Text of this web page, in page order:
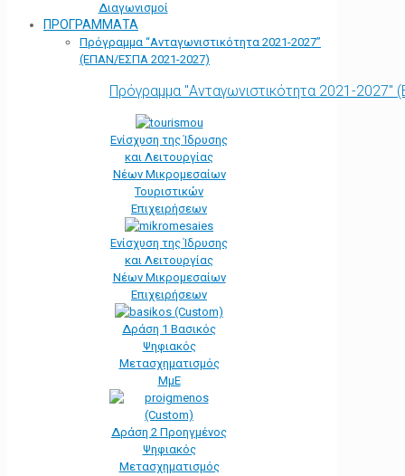
Διαγωνισμοί
ΠΡΟΓΡΑΜΜΑΤΑ
Πρόγραμμα “Ανταγωνιστικότητα 2021-2027”
(ΕΠΑΝ/ΕΣΠΑ 2021-2027)
Πρόγραμμα "Ανταγωνιστικότητα 2021-
Ενίσχυση της Ίδρυσης
και Λειτουργίας
Νέων Μικρομεσαίων
Τουριστικών
Επιχειρήσεων
Ενίσχυση της Ίδρυσης
και Λειτουργίας
Νέων Μικρομεσαίων
Επιχειρήσεων
Δράση 1 Βασικός
Ψηφιακός
Μετασχηματισμός
ΜμΕ
Δράση 2 Προηγμένος
Ψηφιακός
Μετασχηματισμός